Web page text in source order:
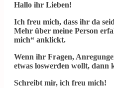
Hallo ihr Lieben!
Ich freu mich, dass ihr da
Mehr über meine Person
mich“ anklickt.
Wenn ihr Fragen,
etwas loswerden wollt, dann
Schreibt mir, ich freu mich!